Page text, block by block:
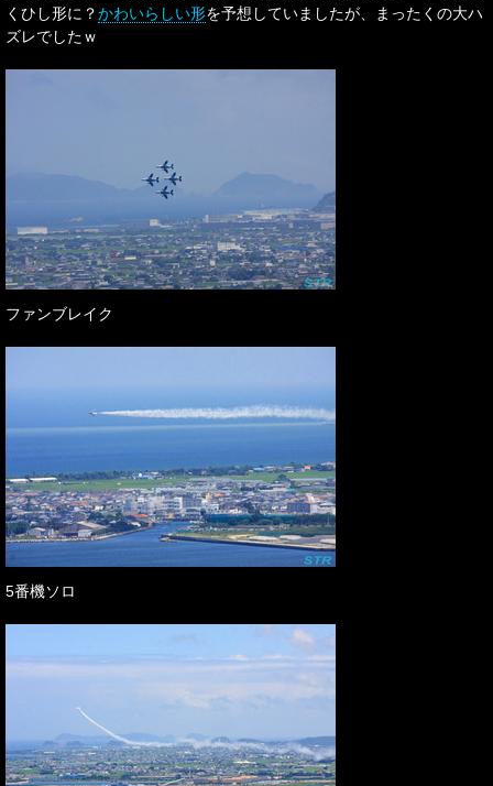
くひし形に？かわいらしい形を予想していましたが、まったくの大ハ
ズレでしたｗ
ファンブレイク
5番機ソロ